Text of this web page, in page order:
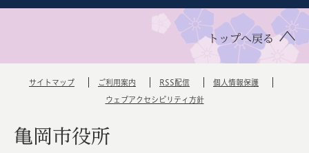
トップへ戻る
サイトマップ ご利用案内 RSS配信 個人情報保護
ウェブアクセシビリティ方針
亀岡市役所